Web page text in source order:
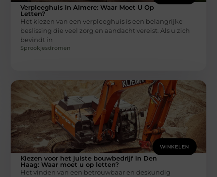
Verpleeghuis in Almere: Waar Moet U Op
Letten?
Het kiezen van een verpleeghuis is een belangrijke
beslissing die veel zorg en aandacht vereist. Als u zich
bevindt in
Sprookjesdromen
WINKELEN
Kiezen voor het juiste bouwbedrijf in Den
Haag: Waar moet u op letten?
Het vinden van een betrouwbaar en deskundig